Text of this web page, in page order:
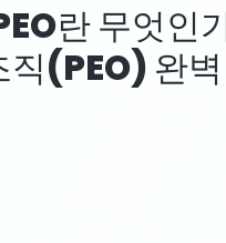
란 무엇인
(PEO) 완